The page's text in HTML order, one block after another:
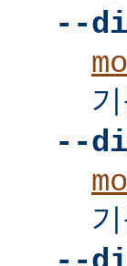
--
--